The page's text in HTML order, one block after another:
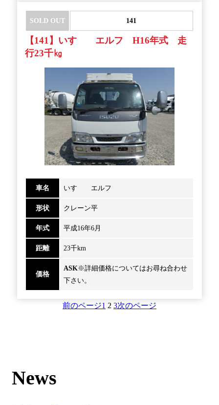
SOLD OUT 141
【141】いすゞ エルフ H16年式 走
行23千㎏
車名 いすゞ エルフ
形状 クレーン平
年式 平成16年6月
距離 23千km
価格
ASK※詳細価格についてはお尋ね合わせ
下さい。
前のページ1 2 3次のページ
News